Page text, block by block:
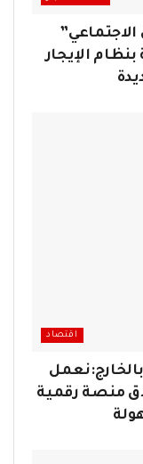
بنظام الإيجار
اقتصاد
منصة رقمية